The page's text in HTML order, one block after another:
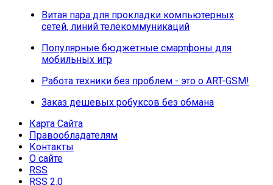
Витая пара для прокладки компьютерных
сетей, линий телекоммуникаций
Популярные бюджетные смартфоны для
мобильных игр
Работа техники без проблем - это о ART-GSM!
Заказ дешевых робуксов без обмана
Карта Сайта
Правообладателям
Контакты
О сайте
RSS
RSS 2.0